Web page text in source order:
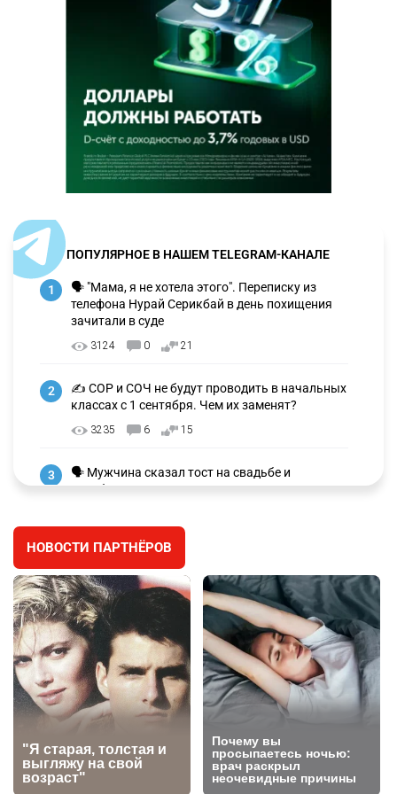
ПОПУЛЯРНОЕ В НАШЕМ TELEGRAM-КАНАЛЕ
1
🗣 "Мама, я не хотела этого". Переписку из
телефона Нурай Серикбай в день похищения
зачитали в суде
3124 0 21
2
✍️ СОР и СОЧ не будут проводить в начальных
классах с 1 сентября. Чем их заменят?
3235 6 15
3
🗣 Мужчина сказал тост на свадьбе и
заработал уголовное дело
🐏 Скота больше, а мясо дороже. Почему в
Казахстане продолжают расти цены на
баранину и конину
2624
5
⚠️ Доброе утро, друзья! Предлагаем обзор
главных новостей за 4 августа
2760 0 1
6
🗣Глава государства направил телеграмму
соболезнования родным и близким Халық
қаһарманы Ивана Гапича
НОВОСТИ ПАРТНЁРОВ